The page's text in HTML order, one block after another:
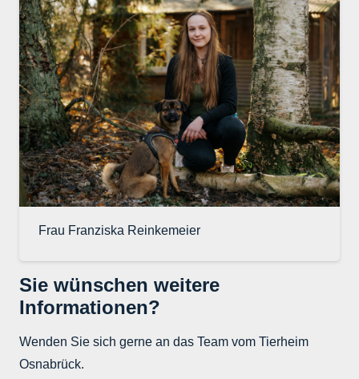
Frau Franziska Reinkemeier
Sie wünschen weitere
Informationen?
Wenden Sie sich gerne an das Team vom Tierheim
Osnabrück.